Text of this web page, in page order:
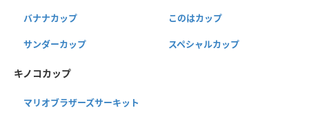
バナナカップ このはカップ
サンダーカップ スペシャルカップ
キノコカップ
マリオブラザーズサーキット